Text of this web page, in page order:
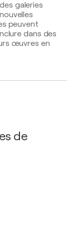
- Paris,
galeries
peuvent
dans des
œuvres en
de